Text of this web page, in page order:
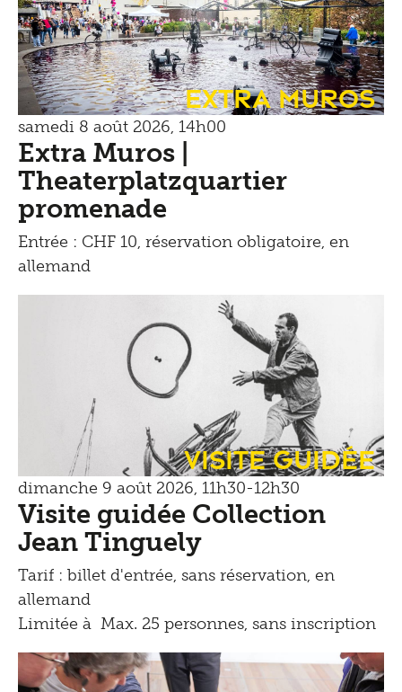
Extra Muros
samedi 8 août 2026, 14h00
Extra Muros |
Theaterplatzquartier
promenade
Entrée : CHF 10, réservation obligatoire, en
allemand
Visite guidée
dimanche 9 août 2026, 11h30-12h30
Visite guidée Collection
Jean Tinguely
Tarif : billet d'entrée, sans réservation, en
allemand
Limitée à Max. 25 personnes, sans inscription